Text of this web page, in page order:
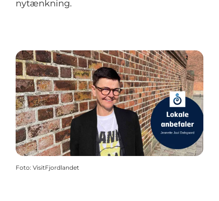
nytænkning.
Foto: VisitFjordlandet